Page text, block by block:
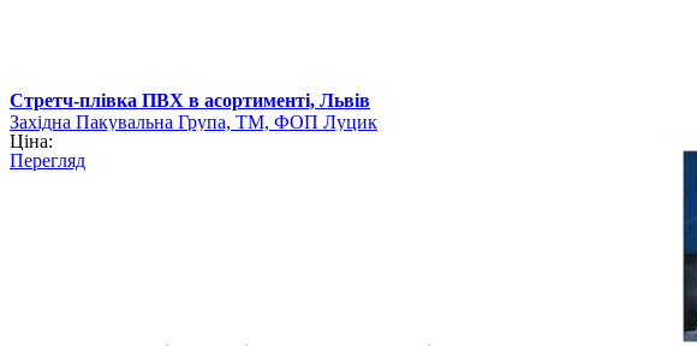
Стретч-плівка ПВХ в асортименті, Львів
Західна Пакувальна Група, ТМ, ФОП Луцик
Ціна:
Перегляд